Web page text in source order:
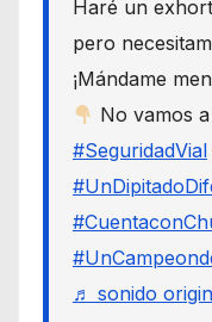
Haré un
pero
¡Mándame
No vamos
#SeguridadVial
♬ sonido